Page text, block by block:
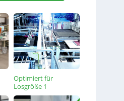
Optimiert für
Losgröße 1